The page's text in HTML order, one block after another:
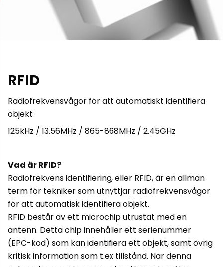
RFID
Radiofrekvensvågor för att automatiskt identifiera
objekt
125kHz / 13.56MHz / 865-868MHz / 2.45GHz
Vad är RFID?
Radiofrekvens identifiering, eller RFID, är en allmän
term för tekniker som utnyttjar radiofrekvensvågor
för att automatisk identifiera objekt.
RFID består av ett microchip utrustat med en
antenn. Detta chip innehåller ett serienummer
(EPC-kod) som kan identifiera ett objekt, samt övrig
kritisk information som t.ex tillstånd. När denna